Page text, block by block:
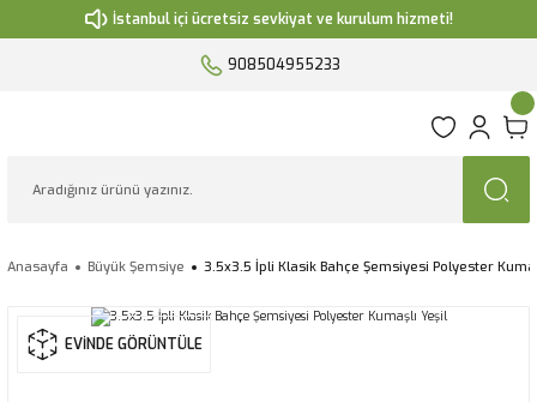
İstanbul içi ücretsiz sevkiyat ve kurulum hizmeti!
908504955233
Anasayfa Büyük Şemsiye 3.5x3.5 İpli Klasik Bahçe Şemsiyesi Polyester
EVİNDE GÖRÜNTÜLE